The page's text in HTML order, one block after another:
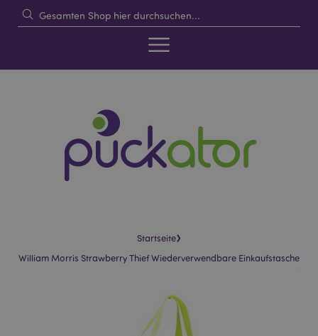
Startseite›
William Morris Strawberry Thief Wiederverwendbare Einkaufstasche